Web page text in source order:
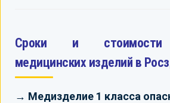
Сроки и стоимости
медицинских изделий в
→ Медизделие 1 класса